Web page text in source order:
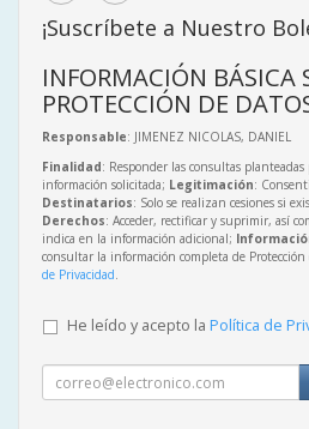
¡Suscríbete a Nuestro
INFORMACIÓN BÁSICA
PROTECCIÓN DE
Responsable: JIMENEZ NICOLAS, DANIEL
Finalidad: Responder las consultas
información solicitada; Legitimación:
Destinatarios: Solo se realizan cesiones si
Derechos: Acceder, rectificar y suprimir, así
indica en la información adicional;
consultar la información completa de
de Privacidad.
He leído y acepto la Política de